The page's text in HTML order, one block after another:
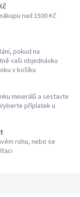
nad 1500 Kč
pokud na
vaši objednávku
v košíku
minerálů a sestavte
příplatek u
rohu, nebo se